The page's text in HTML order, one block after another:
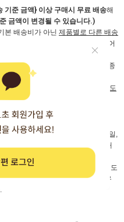
기준 금액} 이상 구매시 무료 배송해
금액이 변경될 수 있습니다.)
본 배송비가 아닌 제품별로 다른 배송
시 해당 제품 상세 페이지에 기재되어
과되며, 지역별 추가 배송비는 최종
송 기준 금액} 이상 구매하신 경우에도
만 무료로 처리됩니다.)
외 일반 상품은 재고 보유시 1~2일,
로 7~10일 정도 소요되는 점 양해
(평일) 기준)
연될 수 있으며, 일부 상품 외에 별도
리며, 배송일정 확인이 필요할 경우